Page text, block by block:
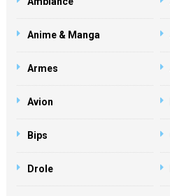
Anime & Manga
Armes
Avion
Bips
Drole